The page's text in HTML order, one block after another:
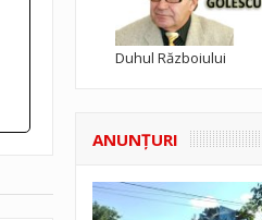
Duhul Războiului
ANUNŢURI